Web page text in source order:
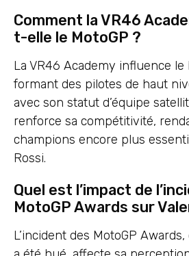
Comment la VR46
t-elle le MotoGP ?
La VR46 Academy influence le
formant des pilotes de haut
avec son statut d’équipe
renforce sa compétitivité,
champions encore plus
Rossi.
Quel est l’impact de
MotoGP Awards sur
L’incident des MotoGP